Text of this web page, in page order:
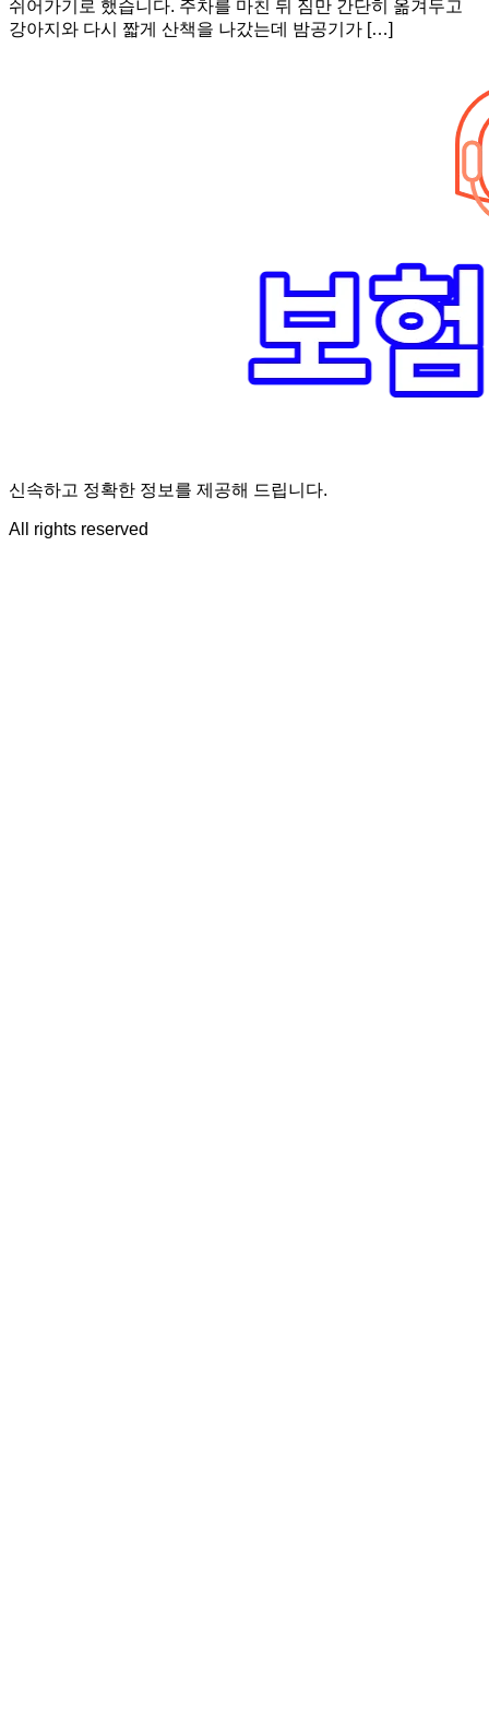
쉬어가기로 했습니다. 주차를 마친 뒤 짐만 간단히 옮겨두고
강아지와 다시 짧게 산책을 나갔는데 밤공기가 […]
신속하고 정확한 정보를 제공해 드립니다.
All rights reserved